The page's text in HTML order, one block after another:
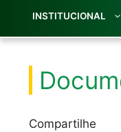
INSTITUCIONAL
Compartilhe